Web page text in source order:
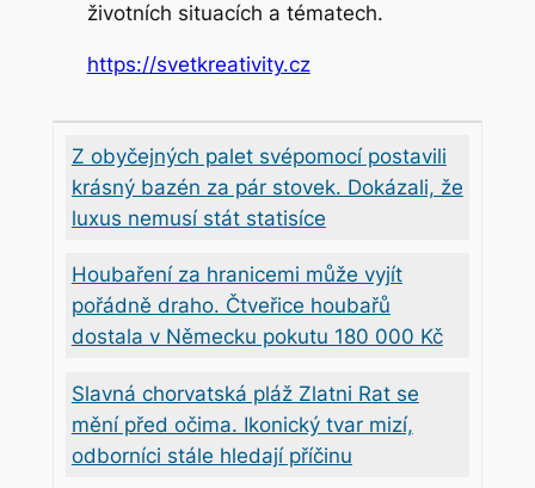
životních situacích a tématech.
https://svetkreativity.cz
Z obyčejných palet svépomocí postavili
krásný bazén za pár stovek. Dokázali, že
luxus nemusí stát statisíce
Houbaření za hranicemi může vyjít
pořádně draho. Čtveřice houbařů
dostala v Německu pokutu 180 000 Kč
Slavná chorvatská pláž Zlatni Rat se
mění před očima. Ikonický tvar mizí,
odborníci stále hledají příčinu